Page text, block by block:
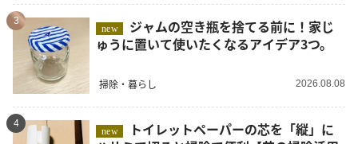
3
new
ゅうに置いて使いたくなるアイデア3つ。
掃除・暮らし 2026.08.08
4
new